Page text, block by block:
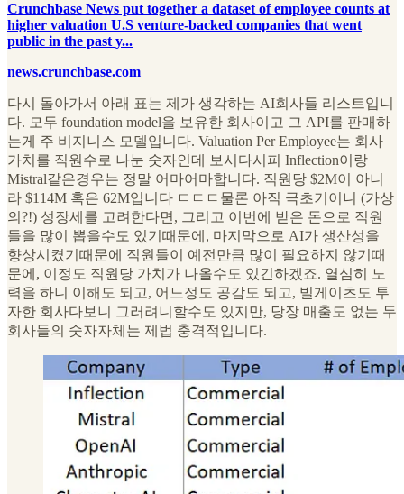
Crunchbase News put together a dataset of employee counts at
higher valuation U.S venture-backed companies that went
public in the past y...
news.crunchbase.com
다시 돌아가서 아래 표는 제가 생각하는 AI회사들 리스트입니
다. 모두 foundation model을 보유한 회사이고 그 API를 판매하
는게 주 비지니스 모델입니다. Valuation Per Employee는 회사
가치를 직원수로 나눈 숫자인데 보시다시피 Inflection이랑
Mistral같은경우는 정말 어마어마합니다. 직원당 $2M이 아니
라 $114M 혹은 62M입니다 ㄷㄷㄷ물론 아직 극초기이니 (가상
의?!) 성장세를 고려한다면, 그리고 이번에 받은 돈으로 직원
들을 많이 뽑을수도 있기때문에, 마지막으로 AI가 생산성을
향상시켰기때문에 직원들이 예전만큼 많이 필요하지 않기때
문에, 이정도 직원당 가치가 나올수도 있긴하겠죠. 열심히 노
력을 하니 이해도 되고, 어느정도 공감도 되고, 빌게이츠도 투
자한 회사다보니 그러려니할수도 있지만, 당장 매출도 없는 두
회사들의 숫자자체는 제법 충격적입니다.